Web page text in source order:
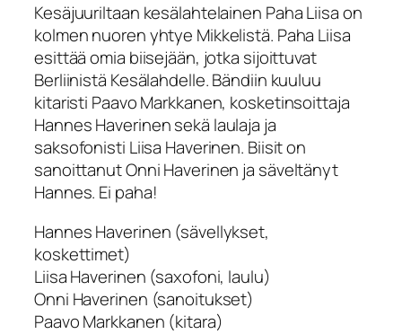
Kesäjuuriltaan kesälahtelainen Paha Liisa on
kolmen nuoren yhtye Mikkelistä. Paha Liisa
esittää omia biisejään, jotka sijoittuvat
Berliinistä Kesälahdelle. Bändiin kuuluu
kitaristi Paavo Markkanen, kosketinsoittaja
Hannes Haverinen sekä laulaja ja
saksofonisti Liisa Haverinen. Biisit on
sanoittanut Onni Haverinen ja säveltänyt
Hannes. Ei paha!
Hannes Haverinen (sävellykset,
koskettimet)
Liisa Haverinen (saxofoni, laulu)
Onni Haverinen (sanoitukset)
Paavo Markkanen (kitara)